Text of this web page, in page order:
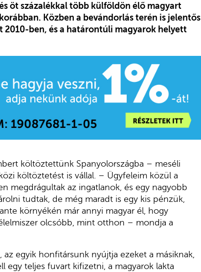
öt százalékkal több külföldön élő magyart
Közben a bevándorlás terén is jelentős
2010-ben, és a határontúli magyarok helyett
költöztettünk Spanyolországba – meséli
költöztetést is vállal. – Ügyfeleim közül a
megdrágultak az ingatlanok, és egy nagyobb
tudtak, de még maradt is egy kis pénzük,
környékén már annyi magyar él, hogy
olcsóbb, mint otthon – mondja a
az egyik honfitársunk nyújtja ezeket a másiknak,
egy teljes fuvart kifizetni, a magyarok lakta